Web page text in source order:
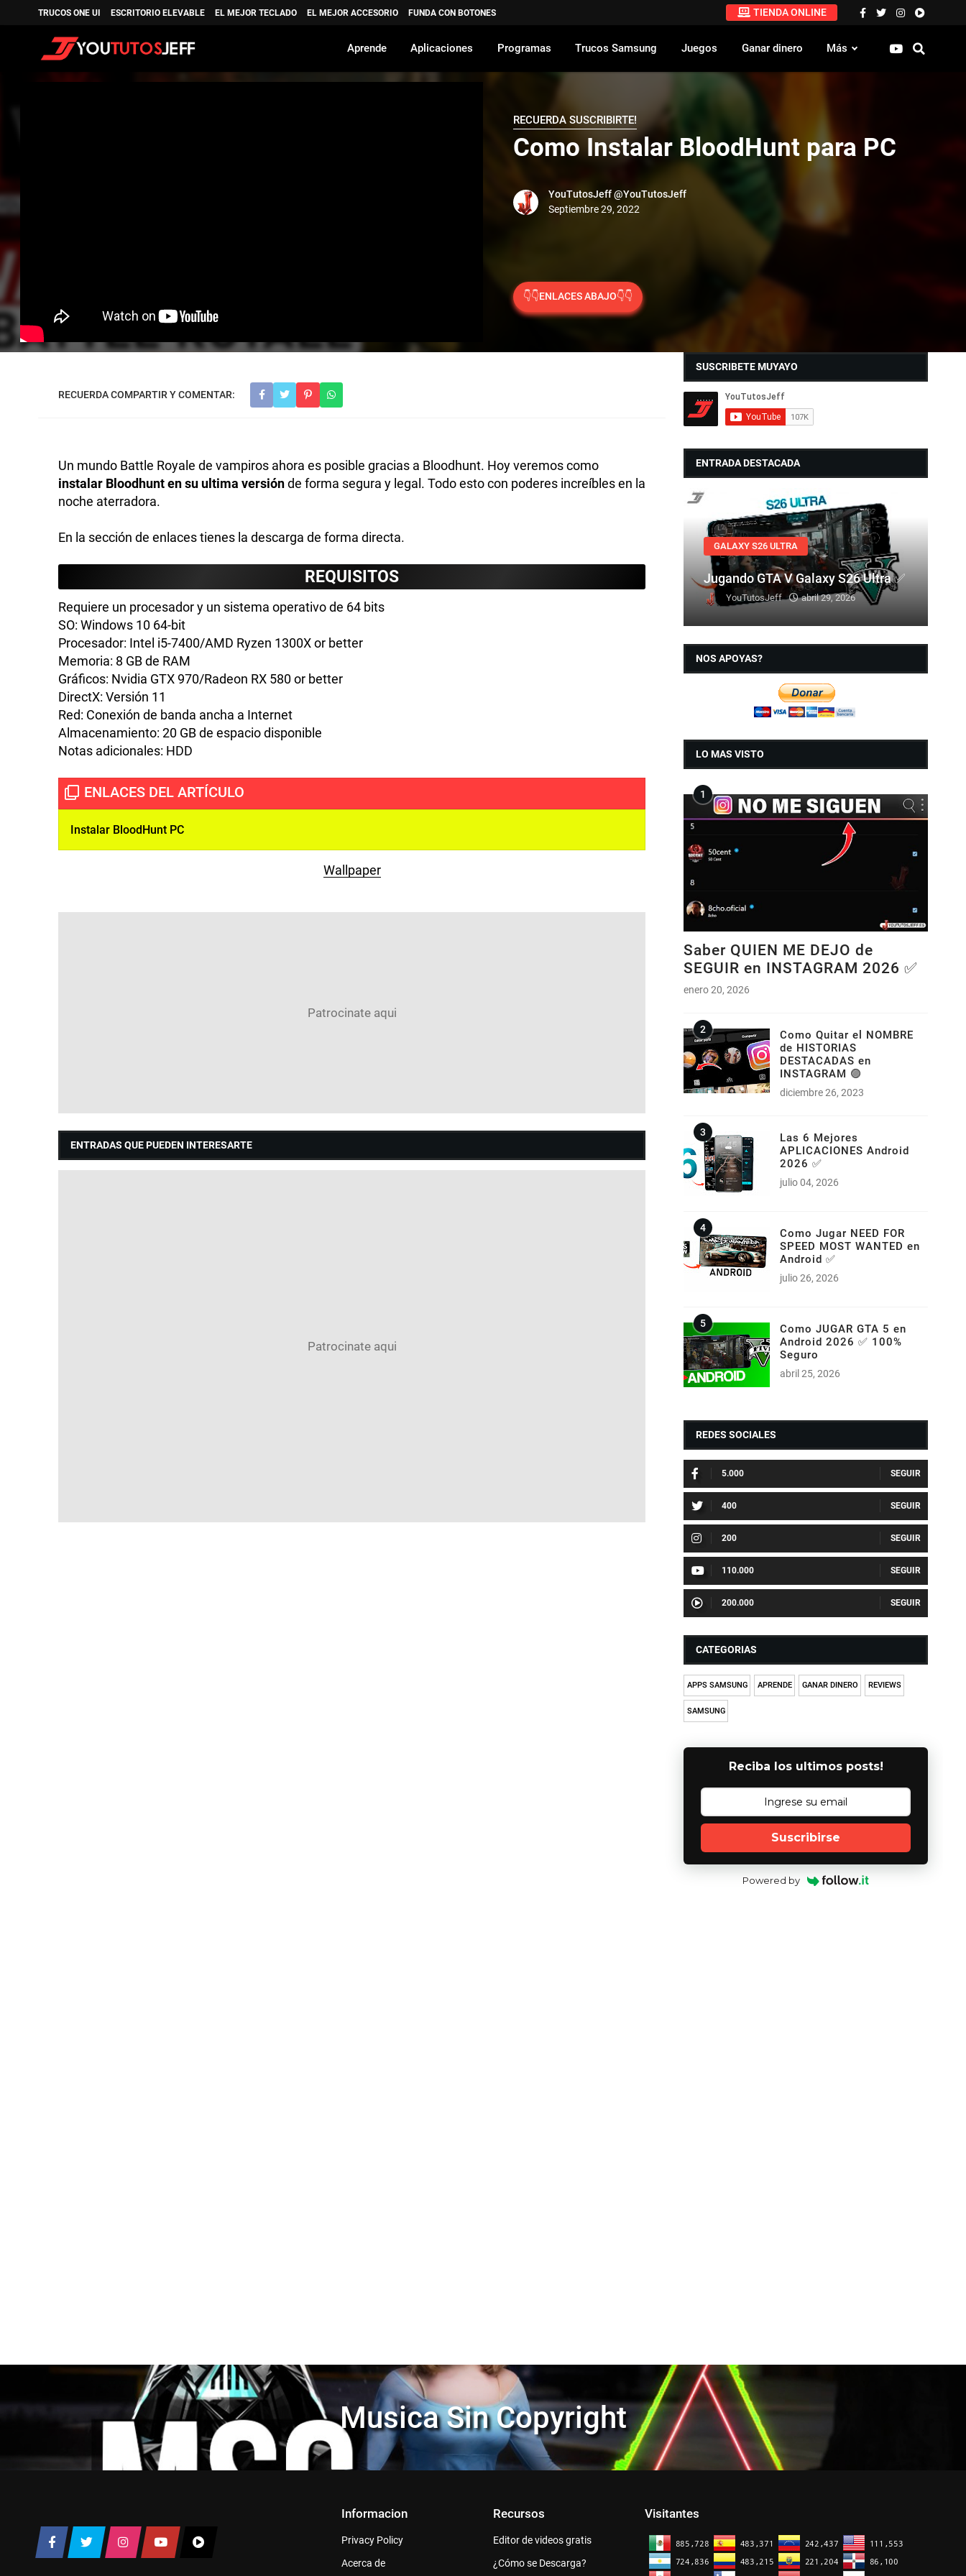
TRUCOS ONE UI ESCRITORIO ELEVABLE EL MEJOR TECLADO EL MEJOR ACCESORIO FUNDA CON BOTONES TIENDA ONLINE
Aprende Aplicaciones Programas Trucos Samsung Juegos Ganar dinero Más
Como Instalar BloodHunt para PC
RECUERDA SUSCRIBIRTE!
👇👇ENLACES ABAJO👇👇
YouTutosJeff@YouTutosJeff
Un mundo Battle Royale de vampiros ahora es posible gracias a Bloodhunt. Hoy veremos como
instalar Bloodhunt en su ultima versiónde forma segura y legal. Todo esto con poderes increíbles en la
noche aterradora.
En la sección de enlaces tienes la descarga de forma directa.
REQUISITOS
Requiere un procesador y un sistema operativo de 64 bits
SO: Windows 10 64-bit
Procesador: Intel i5-7400/AMD Ryzen 1300X or better
Memoria: 8 GB de RAM
Gráficos: Nvidia GTX 970/Radeon RX 580 or better
DirectX: Versión 11
Red: Conexión de banda ancha a Internet
Almacenamiento: 20 GB de espacio disponible
Notas adicionales: HDD
Instalar BloodHunt PC
Wallpaper
ENTRADAS QUE PUEDEN INTERESARTE
SUSCRIBETE MUYAYO
ENTRADA DESTACADA
GALAXY S26 ULTRA
Jugando GTA V Galaxy S26 Ultra ✅
YouTutosJeff abril 29, 2026
NOS APOYAS?
LO MAS VISTO
Saber QUIEN ME DEJO de
SEGUIR en INSTAGRAM 2026 ✅
enero 20, 2026
Como Quitar el NOMBRE
de HISTORIAS
DESTACADAS en
INSTAGRAM 🟣
diciembre 26, 2023
Las 6 Mejores
APLICACIONES Android
2026 ✅
julio 04, 2026
Como Jugar NEED FOR
SPEED MOST WANTED en
Android ✅
julio 26, 2026
Como JUGAR GTA 5 en
Android 2026 ✅ 100%
Seguro
abril 25, 2026
REDES SOCIALES
5.000
400
200
110.000
200.000
CATEGORIAS
APPS SAMSUNG APRENDE GANAR DINERO REVIEWS
SAMSUNG
Reciba los ultimos posts!
Suscribirse
Powered by
Musica Sin Copyright
Informacion
Privacy Policy
Acerca de
Recursos
Editor de videos gratis
¿Cómo se Descarga?
Visitantes